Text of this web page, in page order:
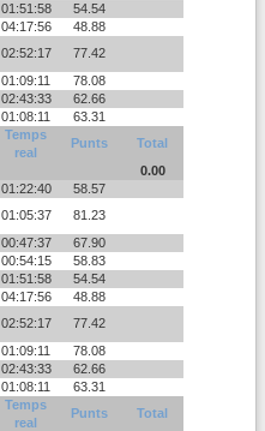
01:51:58
54.54
04:17:56
48.88
02:52:17
77.42
01:09:11
78.08
02:43:33
62.66
01:08:11
63.31
Temps
real
Punts
Total
0.00
01:22:40
58.57
01:05:37
81.23
00:47:37
67.90
00:54:15
58.83
01:51:58
54.54
04:17:56
48.88
02:52:17
77.42
01:09:11
78.08
02:43:33
62.66
01:08:11
63.31
Temps
real
Punts
Total